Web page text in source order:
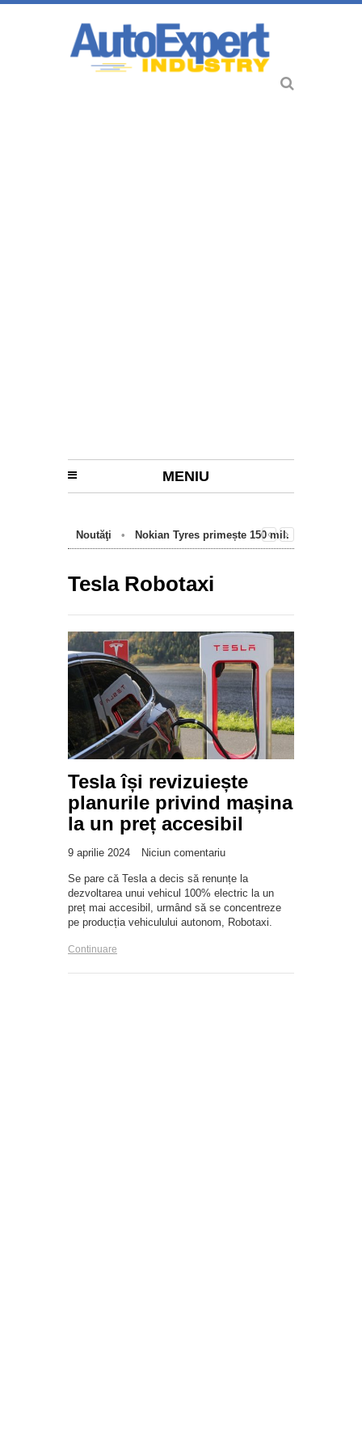
MENIU
Noutăţi •
Nokian Tyres primește 150 mil.
Tesla Robotaxi
Tesla își revizuiește
planurile privind mașina
la un preț accesibil
9 aprilie 2024 Niciun comentariu
Se pare că Tesla a decis să renunțe la
dezvoltarea unui vehicul 100% electric la un
preț mai accesibil, urmând să se concentreze
pe producția vehiculului autonom, Robotaxi.
Continuare